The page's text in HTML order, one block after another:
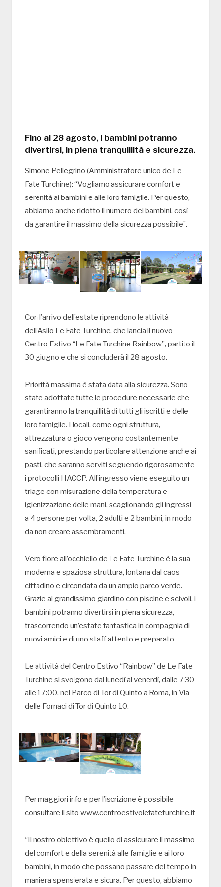
Fino al 28 agosto, i bambini potranno
divertirsi, in piena tranquillità e sicurezza.
Simone Pellegrino (Amministratore unico de Le
Fate Turchine): “Vogliamo assicurare comfort e
serenità ai bambini e alle loro famiglie. Per questo,
abbiamo anche ridotto il numero dei bambini, così
da garantire il massimo della sicurezza possibile”.
Con l’arrivo dell’estate riprendono le attività
dell’Asilo Le Fate Turchine, che lancia il nuovo
Centro Estivo “Le Fate Turchine Rainbow”, partito il
30 giugno e che si concluderà il 28 agosto.
Priorità massima è stata data alla sicurezza. Sono
state adottate tutte le procedure necessarie che
garantiranno la tranquillità di tutti gli iscritti e delle
loro famiglie. I locali, come ogni struttura,
attrezzatura o gioco vengono costantemente
sanificati, prestando particolare attenzione anche ai
pasti, che saranno serviti seguendo rigorosamente
i protocolli HACCP. All’ingresso viene eseguito un
triage con misurazione della temperatura e
igienizzazione delle mani, scaglionando gli ingressi
a 4 persone per volta, 2 adulti e 2 bambini, in modo
da non creare assembramenti.
Vero fiore all’occhiello de Le Fate Turchine è la sua
moderna e spaziosa struttura, lontana dal caos
cittadino e circondata da un ampio parco verde.
Grazie al grandissimo giardino con piscine e scivoli, i
bambini potranno divertirsi in piena sicurezza,
trascorrendo un’estate fantastica in compagnia di
nuovi amici e di uno staff attento e preparato.
Le attività del Centro Estivo “Rainbow” de Le Fate
Turchine si svolgono dal lunedì al venerdì, dalle 7:30
alle 17:00, nel Parco di Tor di Quinto a Roma, in Via
delle Fornaci di Tor di Quinto 10.
Per maggiori info e per l’iscrizione è possibile
consultare il sito www.centroestivolefateturchine.it
“Il nostro obiettivo è quello di assicurare il massimo
del comfort e della serenità alle famiglie e ai loro
bambini, in modo che possano passare del tempo in
maniera spensierata e sicura. Per questo, abbiamo